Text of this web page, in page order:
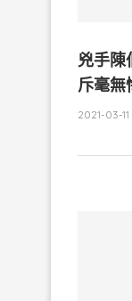
兇手
斥毫無
2021-03-11